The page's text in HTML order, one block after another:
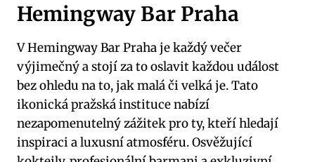
Hemingway Bar Praha
V Hemingway Bar Praha je každý večer
výjimečný a stojí za to oslavit každou událost
bez ohledu na to, jak malá či velká je. Tato
ikonická pražská instituce nabízí
nezapomenutelný zážitek pro ty, kteří hledají
inspiraci a luxusní atmosféru. Osvěžující